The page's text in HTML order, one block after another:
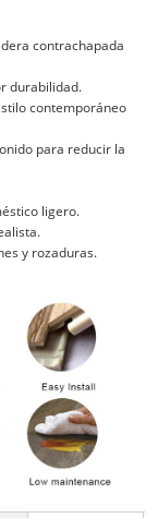
contrachapada
durabilidad.
contemporáneo
para reducir la
ligero.
y rozaduras.